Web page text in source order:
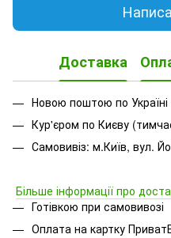
Доставка
Новою поштою по Україні
Кур'єром по Києву
Самовивіз: м.Київ, вул.
Більше інформації про
Готівкою при самовивозі
Оплата на картку